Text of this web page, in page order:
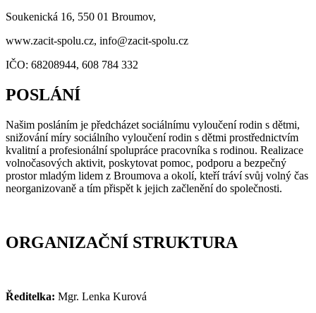
Soukenická 16, 550 01 Broumov,
www.zacit-spolu.cz, info@zacit-spolu.cz
IČO: 68208944, 608 784 332
POSLÁNÍ
Našim posláním je předcházet sociálnímu vyloučení rodin s dětmi,
snižování míry sociálního vyloučení rodin s dětmi prostřednictvím
kvalitní a profesionální spolupráce pracovníka s rodinou. Realizace
volnočasových aktivit, poskytovat pomoc, podporu a bezpečný
prostor mladým lidem z Broumova a okolí, kteří tráví svůj volný čas
neorganizovaně a tím přispět k jejich začlenění do společnosti.
ORGANIZAČNÍ STRUKTURA
Ředitelka: Mgr. Lenka Kurová